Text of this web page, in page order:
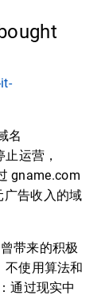
名
运营，
gname.com
告收入的域
带来的积极
使用算法和
通过现实中